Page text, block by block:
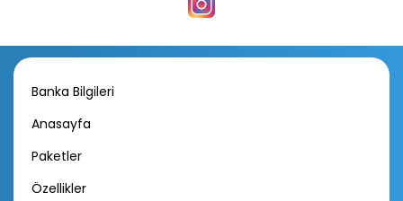
Banka Bilgileri
Anasayfa
Paketler
Özellikler